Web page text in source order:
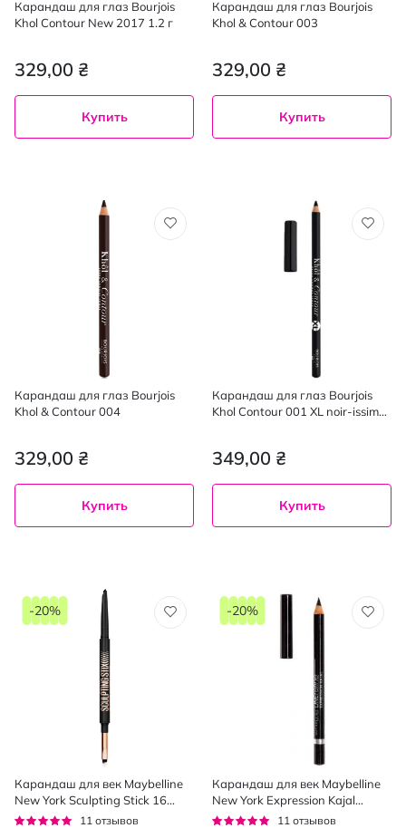
Карандаш для глаз Bourjois
Khol Contour New 2017 1.2 г
329,00 ₴
Купить
Карандаш для глаз Bourjois
Khol & Contour 003
329,00 ₴
Купить
Карандаш для глаз Bourjois
Khol & Contour 004
329,00 ₴
Купить
Карандаш для глаз Bourjois
Khol Contour 001 XL noir-issime
349,00 ₴
Купить
Карандаш для век Maybelline
New York Sculpting Stick 16
Black Blur автоматический 2 в
Рейтинг:
11 отзывов
-20%
Карандаш для век Maybelline
New York Expression Kajal
мягкий для контура черный
Рейтинг:
11 отзывов
-20%